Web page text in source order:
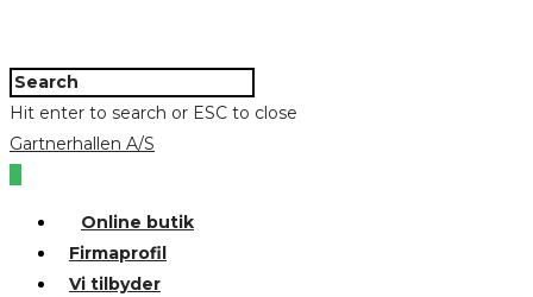
Hit enter to search or ESC to close
Gartnerhallen A/S
Online butik
Firmaprofil
Vi tilbyder